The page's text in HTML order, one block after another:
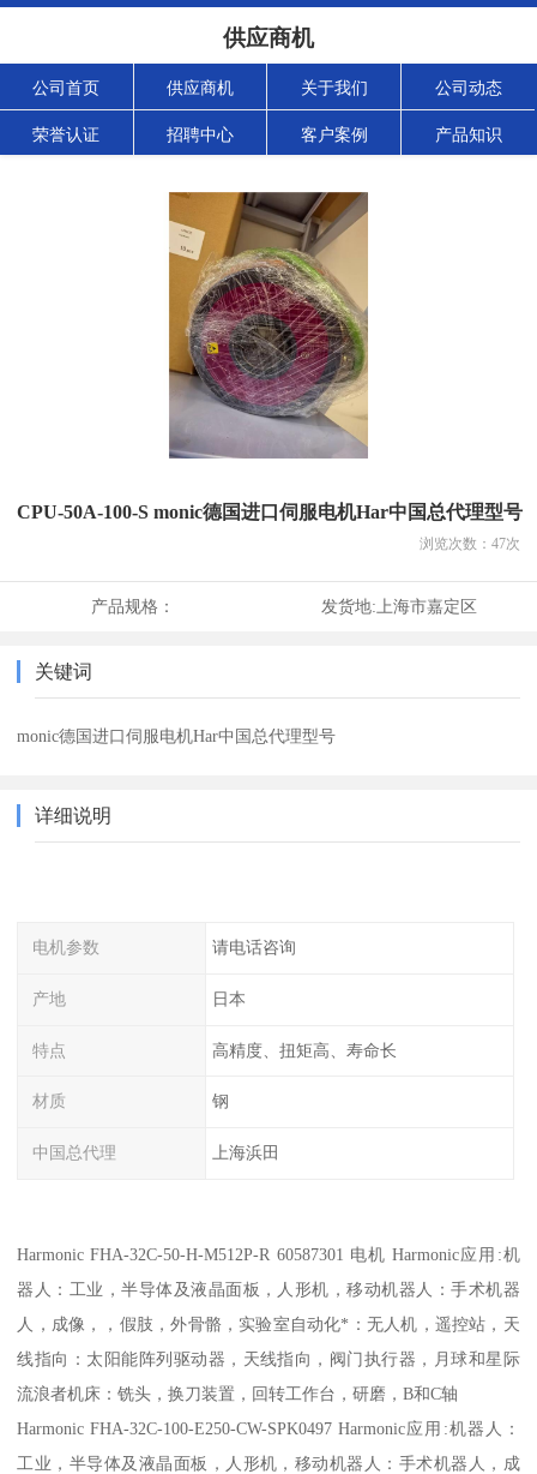
供应商机
公司首页 供应商机 关于我们 公司动态
荣誉认证 招聘中心 客户案例 产品知识
CPU-50A-100-S monic德国进口伺服电机Har中国总代理型号
浏览次数： 47次
产品规格： 发货地: 上海市嘉定区
关键词
monic德国进口伺服电机Har中国总代理型号
详细说明
电机参数 请电话咨询
产地 日本
特点 高精度、扭矩高、寿命长
材质 钢
中国总代理 上海浜田
Harmonic FHA-32C-50-H-M512P-R 60587301 电机 Harmonic应用:机
器人：工业，半导体及液晶面板，人形机，移动机器人：手术机器
人，成像，，假肢，外骨骼，实验室自动化*：无人机，遥控站，天
线指向：太阳能阵列驱动器，天线指向，阀门执行器，月球和星际
流浪者机床：铣头，换刀装置，回转工作台，研磨，B和C轴
Harmonic FHA-32C-100-E250-CW-SPK0497 Harmonic应用:机器人：
工业，半导体及液晶面板，人形机，移动机器人：手术机器人，成